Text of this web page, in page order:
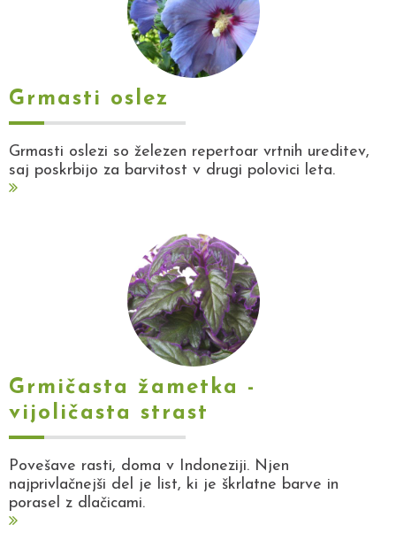
Grmasti oslez
Grmasti oslezi so železen repertoar vrtnih ureditev,
saj poskrbijo za barvitost v drugi polovici leta.
Grmičasta žametka -
vijoličasta strast
Povešave rasti, doma v Indoneziji. Njen
najprivlačnejši del je list, ki je škrlatne barve in
porasel z dlačicami.